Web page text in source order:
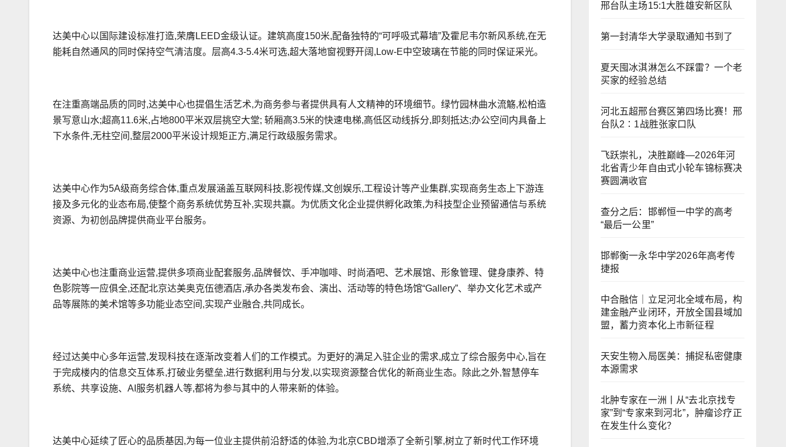
达美中心以国际建设标准打造,荣膺LEED金级认证。建筑高度150米,配备独特的“可呼吸式幕墙”及霍尼韦尔新风系统,在无
能耗自然通风的同时保持空气清洁度。层高4.3-5.4米可选,超大落地窗视野开阔,Low-E中空玻璃在节能的同时保证采光。
在注重高端品质的同时,达美中心也提倡生活艺术,为商务参与者提供具有人文精神的环境细节。绿竹园林曲水流觞,松柏造
景写意山水;超高11.6米,占地800平米双层挑空大堂; 轿厢高3.5米的快速电梯,高低区动线拆分,即刻抵达;办公空间内具备上
下水条件,无柱空间,整层2000平米设计规矩正方,满足行政级服务需求。
达美中心作为5A级商务综合体,重点发展涵盖互联网科技,影视传媒,文创娱乐,工程设计等产业集群,实现商务生态上下游连
接及多元化的业态布局,使整个商务系统优势互补,实现共赢。为优质文化企业提供孵化政策,为科技型企业预留通信与系统
资源、为初创品牌提供商业平台服务。
达美中心也注重商业运营,提供多项商业配套服务,品牌餐饮、手冲咖啡、时尚酒吧、艺术展馆、形象管理、健身康养、特
色影院等一应俱全,还配北京达美奥克伍德酒店,承办各类发布会、演出、活动等的特色场馆“Gallery”、举办文化艺术或产
品等展陈的美术馆等多功能业态空间,实现产业融合,共同成长。
经过达美中心多年运营,发现科技在逐渐改变着人们的工作模式。为更好的满足入驻企业的需求,成立了综合服务中心,旨在
于完成楼内的信息交互体系,打破业务壁垒,进行数据利用与分发,以实现资源整合优化的新商业生态。除此之外,智慧停车
系统、共享设施、AI服务机器人等,都将为参与其中的人带来新的体验。
达美中心延续了匠心的品质基因,为每一位业主提供前沿舒适的体验,为北京CBD增添了全新引擎,树立了新时代工作环境
邢台队主场15:1大胜雄安新区队
第一封清华大学录取通知书到了
夏天囤冰淇淋怎么不踩雷？一个老
买家的经验总结
河北五超邢台赛区第四场比赛！邢
台队2∶1战胜张家口队
飞跃崇礼，决胜巅峰—2026年河
北省青少年自由式小轮车锦标赛决
赛圆满收官
查分之后：邯郸恒一中学的高考
“最后一公里”
邯郸衡一永华中学2026年高考传
捷报
中合融信｜立足河北全域布局，构
建金融产业闭环，开放全国县域加
盟，蓄力资本化上市新征程
天安生物入局医美：捕捉私密健康
本源需求
北肿专家在一洲丨从“去北京找专
家”到“专家来到河北”，肿瘤诊疗正
在发生什么变化？